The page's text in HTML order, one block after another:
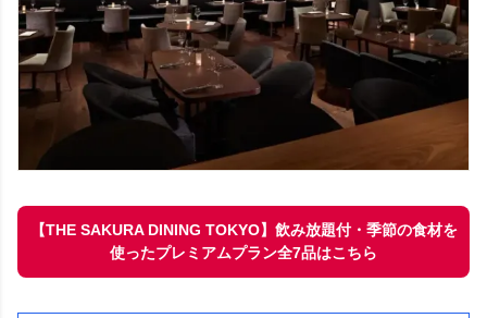
【THE SAKURA DINING TOKYO】飲み放題付・季節の食材を
使ったプレミアムプラン全7品はこちら